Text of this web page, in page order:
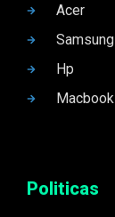
Acer
Samsung
Hp
Macbook
Politicas